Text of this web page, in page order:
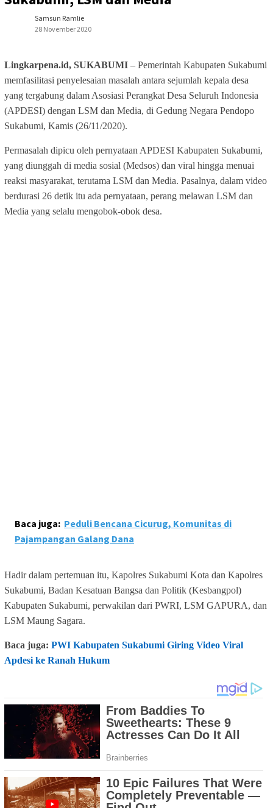
Samsun Ramlie
28 November 2020
Lingkarpena.id, SUKABUMI – Pemerintah Kabupaten Sukabumi
memfasilitasi penyelesaian masalah antara sejumlah kepala desa
yang tergabung dalam Asosiasi Perangkat Desa Seluruh Indonesia
(APDESI) dengan LSM dan Media, di Gedung Negara Pendopo
Sukabumi, Kamis (26/11/2020).
Permasalah dipicu oleh pernyataan APDESI Kabupaten Sukabumi,
yang diunggah di media sosial (Medsos) dan viral hingga menuai
reaksi masyarakat, terutama LSM dan Media. Pasalnya, dalam video
berdurasi 26 detik itu ada pernyataan, perang melawan LSM dan
Media yang selalu mengobok-obok desa.
Baca juga: Peduli Bencana Cicurug, Komunitas di
Pajampangan Galang Dana
Hadir dalam pertemuan itu, Kapolres Sukabumi Kota dan Kapolres
Sukabumi, Badan Kesatuan Bangsa dan Politik (Kesbangpol)
Kabupaten Sukabumi, perwakilan dari PWRI, LSM GAPURA, dan
LSM Maung Sagara.
Baca juga: PWI Kabupaten Sukabumi Giring Video Viral
Apdesi ke Ranah Hukum